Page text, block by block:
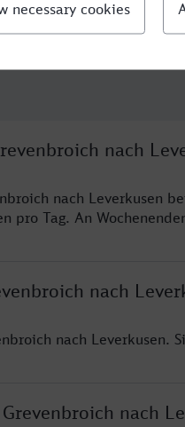
nach
nach Leverkusen
pro Tag. An
nach
nach Leverkusen.
nach